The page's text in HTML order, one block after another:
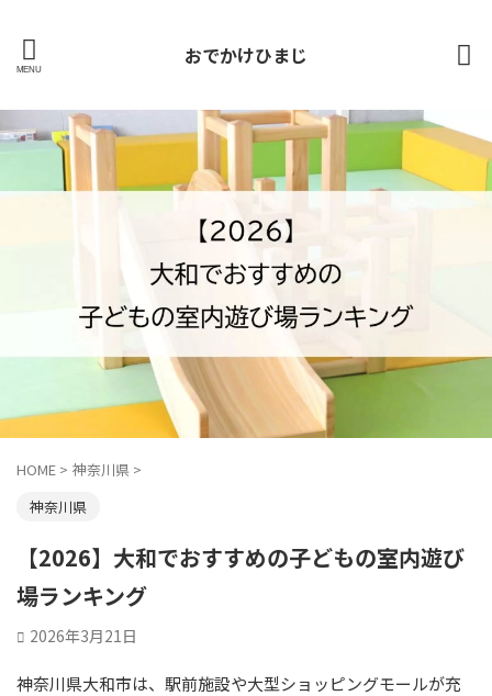
おでかけひまじ
HOME > 神奈川県 >
神奈川県
【2026】大和でおすすめの子どもの室内遊び
場ランキング
2026年3月21日
神奈川県大和市は、駅前施設や大型ショッピングモールが充